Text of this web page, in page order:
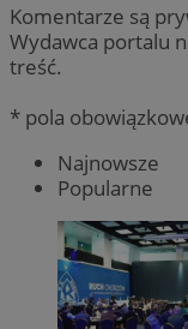
Komentarze są
Wydawca portalu
treść.
* pola
Najnowsze
Popularne